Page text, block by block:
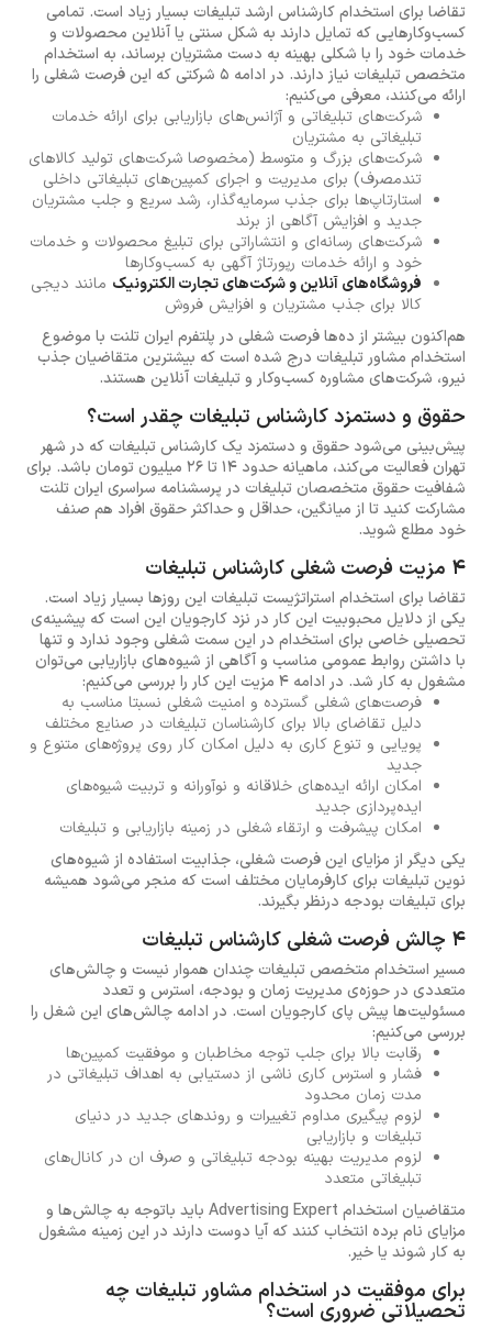
تقاضا برای استخدام کارشناس ارشد تبلیغات بسیار زیاد است. تمامی
کسب‌وکارهایی که تمایل دارند به شکل سنتی یا آنلاین محصولات و
خدمات خود را با شکلی بهینه‌ به دست مشتریان برساند، به استخدام
متخصص تبلیغات نیاز دارند. در ادامه 5 شرکتی که این فرصت شغلی را
ارائه می‌کنند، معرفی می‌کنیم:
شرکت‌های تبلیغاتی و آژانس‌های بازاریابی برای ارائه خدمات
تبلیغاتی به مشتریان
شرکت‌های بزرگ و متوسط (مخصوصا شرکت‌های تولید کالاهای
تندمصرف) برای مدیریت و اجرای کمپین‌های تبلیغاتی داخلی
استارتاپ‌ها برای جذب سرمایه‌گذار، رشد سریع و جلب مشتریان
جدید و افزایش آگاهی از برند
شرکت‌های رسانه‌ای و انتشاراتی برای تبلیغ محصولات و خدمات
خود و ارائه خدمات رپورتاژ آگهی به کسب‌وکارها
فروشگاه‌های آنلاین و شرکت‌های تجارت الکترونیک مانند دیجی
کالا برای جذب مشتریان و افزایش فروش
هم‌اکنون بیشتر از ده‌ها فرصت شغلی در پلتفرم ایران تلنت با موضوع
استخدام مشاور تبلیغات درج شده است که بیشترین متقاضیان جذب
نیرو، شرکت‌های مشاوره کسب‌وکار و تبلیغات آنلاین هستند.
حقوق و دستمزد کارشناس تبلیغات چقدر است؟
پیش‌بینی می‌شود حقوق و دستمزد یک کارشناس تبلیغات که در شهر
تهران فعالیت می‌کند، ماهیانه حدود 14 تا 26 میلیون تومان باشد. برای
شفافیت حقوق متخصصان تبلیغات در پرسشنامه سراسری ایران تلنت
مشارکت کنید تا از میانگین، حداقل و حداکثر حقوق افراد هم صنف
خود مطلع شوید.
4 مزیت فرصت شغلی کارشناس تبلیغات
تقاضا برای استخدام استراتژیست تبلیغات این روزها بسیار زیاد است.
یکی از دلایل محبوبیت این کار در نزد کارجویان این است که پیشینه‌ی
تحصیلی خاصی برای استخدام در این سمت شغلی وجود ندارد و تنها
با داشتن روابط عمومی مناسب و آگاهی از شیوه‌های بازاریابی می‌توان
مشغول به کار شد. در ادامه 4 مزیت این کار را بررسی می‌کنیم:
فرصت‌های شغلی گسترده و امنیت شغلی نسبتا مناسب به
دلیل تقاضای بالا برای کارشناسان تبلیغات در صنایع مختلف
پویایی و تنوع کاری به دلیل امکان کار روی پروژه‌های متنوع و
جدید
امکان ارائه ایده‌های خلاقانه و نوآورانه و تربیت شیوه‌های
ایده‌پردازی جدید
امکان پیشرفت و ارتقاء شغلی در زمینه بازاریابی و تبلیغات
یکی دیگر از مزایای این فرصت شغلی، جذابیت استفاده از شیوه‌های
نوین تبلیغات برای کارفرمایان مختلف است که منجر می‌شود همیشه
برای تبلیغات بودجه‌ درنظر بگیرند.
4 چالش فرصت شغلی کارشناس تبلیغات
مسیر استخدام متخصص تبلیغات چندان هموار نیست و چالش‌های
متعددی در حوزه‌ی مدیریت زمان و بودجه، استرس و تعدد
مسئولیت‌ها پیش پای کارجویان است. در ادامه چالش‌های این شغل را
بررسی می‌کنیم:
رقابت بالا برای جلب توجه مخاطبان و موفقیت کمپین‌ها
فشار و استرس کاری ناشی از دستیابی به اهداف تبلیغاتی در
مدت زمان محدود
لزوم پیگیری مداوم تغییرات و روندهای جدید در دنیای
تبلیغات و بازاریابی
لزوم مدیریت بهینه بودجه تبلیغاتی و صرف ان در کانال‌های
تبلیغاتی متعدد
متقاضیان استخدام Advertising Expert باید باتوجه به چالش‌ها و
مزایای نام برده انتخاب کنند که آیا دوست دارند در این زمینه مشغول
به کار شوند یا خیر.
برای موفقیت در استخدام مشاور تبلیغات چه
تحصیلاتی ضروری است؟